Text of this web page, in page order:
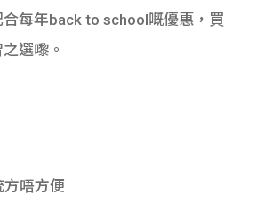
每年back to school嘅優惠，買
選嚟。
方唔方便